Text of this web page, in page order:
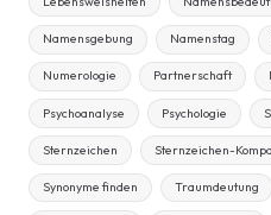
Namensgebung Namenstag
Numerologie Partnerschaft
Psychoanalyse Psychologie
Sternzeichen Sternzeichen-
Synonyme finden Traumdeutung